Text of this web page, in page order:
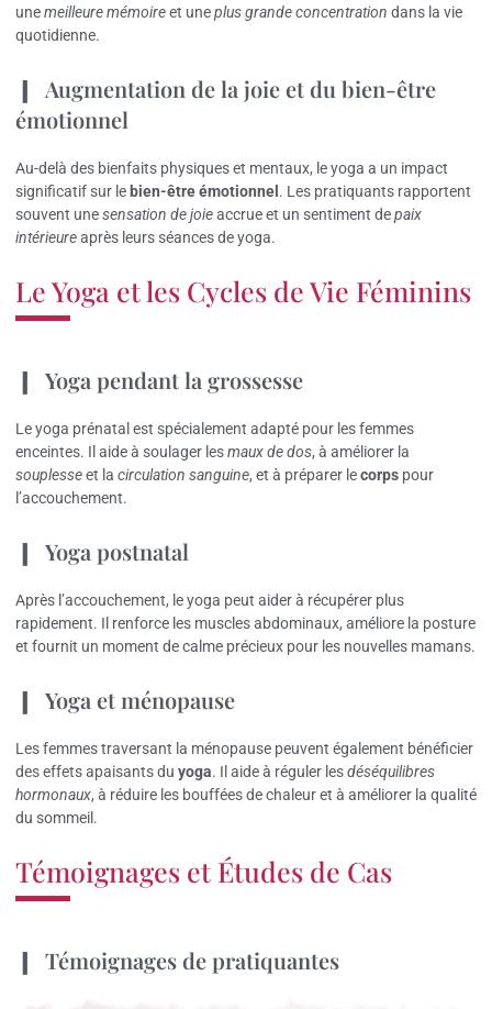
unemeilleure mémoireet uneplus grande concentration dans la vie
quotidienne.
Augmentation de la joie et du bien-être
émotionnel
Au-delà des bienfaits physiques et mentaux, le yoga a un impact
significatif sur le bien-être émotionnel . Les pratiquants rapportent
souvent unesensation de joieaccrue et un sentiment depaix
intérieureaprès leurs séances de yoga.
Le Yoga et les Cycles de Vie Féminins
Yoga pendant la grossesse
Le yoga prénatal est spécialement adapté pour les femmes
enceintes. Il aide à soulager lesmaux de dos, à améliorer la
souplesseet la circulation sanguine, et à préparer lecorps pour
l’accouchement.
Yoga postnatal
Après l’accouchement, le yoga peut aider à récupérer plus
rapidement. Il renforce les muscles abdominaux, améliore la posture
et fournit un moment de calme précieux pour les nouvelles mamans.
Yoga et ménopause
Les femmes traversant la ménopause peuvent également bénéficier
des effets apaisants du yoga. Il aide à réguler lesdéséquilibres
hormonaux, à réduire les bouffées de chaleur et à améliorer la qualité
du sommeil.
Témoignages et Études de Cas
Témoignages de pratiquantes